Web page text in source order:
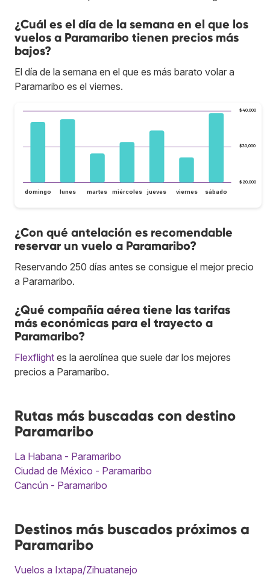
¿Cuál es el día de la semana en el que los
vuelos a Paramaribo tienen precios más
bajos?
El día de la semana en el que es más barato volar a
Paramaribo es el viernes.
$20,000
$30,000
$40,000
domingo lunes martes miércoles jueves viernes sábado
¿Con qué antelación es recomendable
reservar un vuelo a Paramaribo?
Reservando 250 días antes se consigue el mejor precio
a Paramaribo.
¿Qué compañía aérea tiene las tarifas
más económicas para el trayecto a
Paramaribo?
Flexflight es la aerolínea que suele dar los mejores
precios a Paramaribo.
Rutas más buscadas con destino
Paramaribo
La Habana - Paramaribo
Ciudad de México - Paramaribo
Cancún - Paramaribo
Destinos más buscados próximos a
Paramaribo
Vuelos a Ixtapa/Zihuatanejo